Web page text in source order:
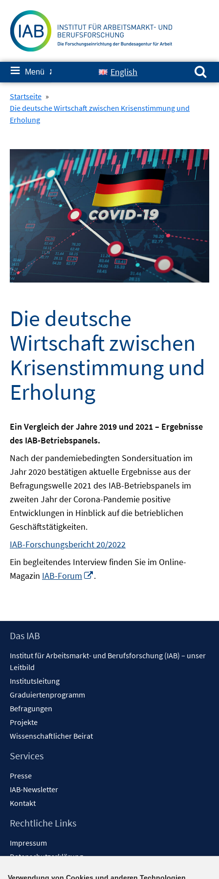
zum
Inhalt
≡ Menü ✘ English
Suchen nach:
Startseite »
Die deutsche Wirtschaft zwischen Krisenstimmung und
Erholung
Die deutsche
Wirtschaft zwischen
Krisenstimmung und
Erholung
Ein Vergleich der Jahre 2019 und 2021 – Ergebnisse
des IAB-Betriebspanels.
Nach der pandemiebedingten Sondersituation im
Jahr 2020 bestätigen aktuelle Ergebnisse aus der
Befragungswelle 2021 des IAB-Betriebspanels im
zweiten Jahr der Corona-Pandemie positive
Entwicklungen in Hinblick auf die betrieblichen
Geschäftstätigkeiten.
IAB-Forschungsbericht 20/2022
Ein begleitendes Interview finden Sie im Online-
Magazin IAB-Forum .
Footer
Das IAB
Institut für Arbeitsmarkt- und Berufsforschung (IAB) – unser
Leitbild
Institutsleitung
Graduiertenprogramm
Befragungen
Projekte
Wissenschaftlicher Beirat
Services
Presse
IAB-Newsletter
Kontakt
Rechtliche Links
Impressum
Datenschutzerklärung